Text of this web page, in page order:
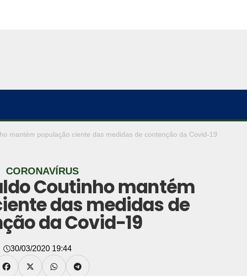
mantém população ciente das medidas de contenção da Covid-19
CORONAVÍRUS
Coutinho mantém
das medidas de
da Covid-19
30/03/2020 19:44